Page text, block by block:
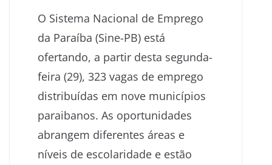
O Sistema Nacional de Emprego
da Paraíba (Sine-PB) está
ofertando, a partir desta segunda-
feira (29), 323 vagas de emprego
distribuídas em nove municípios
paraibanos. As oportunidades
abrangem diferentes áreas e
níveis de escolaridade e estão